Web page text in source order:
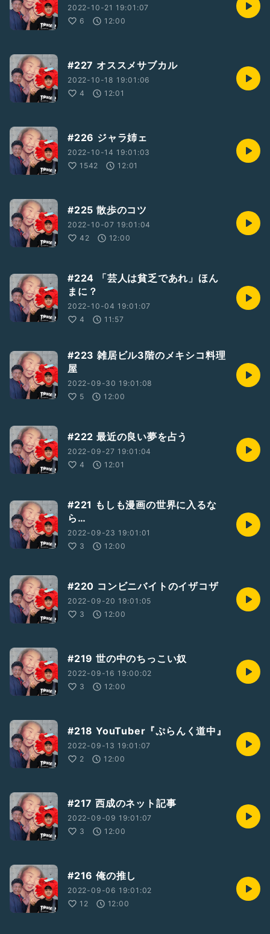
2022-10-21 19:01:07
6
12:00
#227 オススメサブカル
2022-10-18 19:01:06
4
12:01
#226 ジャラ姉ェ
2022-10-14 19:01:03
1542
12:01
#225 散歩のコツ
2022-10-07 19:01:04
42
12:00
#224 「芸人は貧乏であれ」ほん
まに？
2022-10-04 19:01:07
4
11:57
#223 雑居ビル3階のメキシコ料理
屋
2022-09-30 19:01:08
5
12:00
#222 最近の良い夢を占う
2022-09-27 19:01:04
4
12:01
#221 もしも漫画の世界に入るな
ら…
2022-09-23 19:01:01
3
12:00
#220 コンビニバイトのイザコザ
2022-09-20 19:01:05
3
12:00
#219 世の中のちっこい奴
2022-09-16 19:00:02
3
12:00
#218 YouTuber『ぷらんく道中』
2022-09-13 19:01:07
2
12:00
#217 西成のネット記事
2022-09-09 19:01:07
3
12:00
#216 俺の推し
2022-09-06 19:01:02
12
12:00